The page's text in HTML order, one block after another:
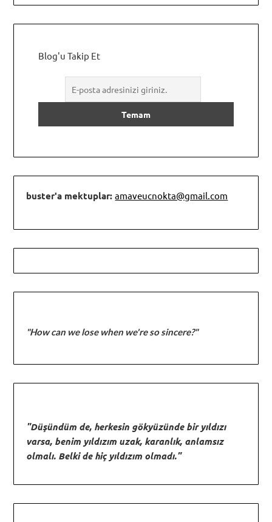
Blog'u Takip Et
buster'a mektuplar:amaveucnokta@gmail.com
"How can we lose when we're so sincere?"
"Düşündüm de, herkesin gökyüzünde bir yıldızı
varsa, benim yıldızım uzak, karanlık, anlamsız
olmalı. Belki de hiç yıldızım olmadı."